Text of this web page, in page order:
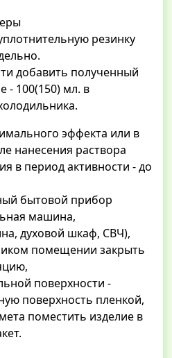
резинку
добавить полученный
- 100(150) мл. в
эффекта или в
нанесения раствора
в период активности - до
бытовой прибор
машина,
духовой шкаф, СВЧ),
помещении закрыть
поверхности -
поверхность пленкой,
поместить изделие в